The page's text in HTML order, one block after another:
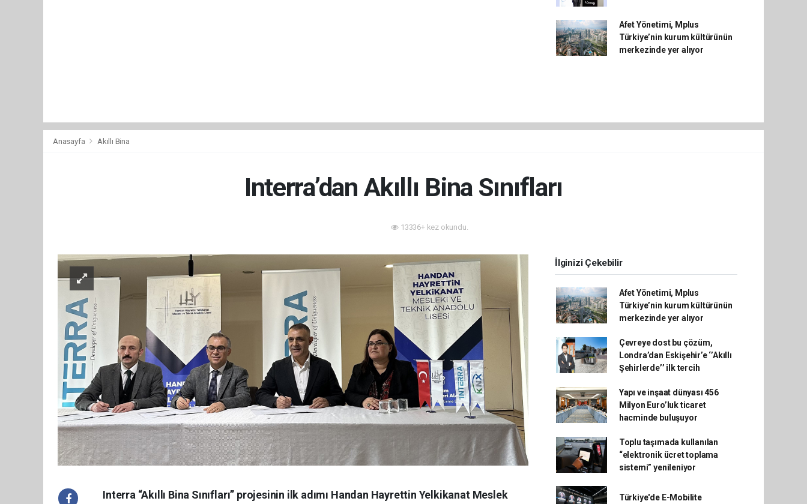
Afet Yönetimi, Mplus
Türkiye’nin kurum kültürünün
merkezinde yer alıyor
Anasayfa Akıllı Bina
Interra’dan Akıllı Bina Sınıfları
13336+ kez okundu.
Interra “Akıllı Bina Sınıfları” projesinin ilk adımı Handan Hayrettin Yelkikanat Meslek
İlginizi Çekebilir
Afet Yönetimi, Mplus
Türkiye’nin kurum kültürünün
merkezinde yer alıyor
Çevreye dost bu çözüm,
Londra’dan Eskişehir’e ‘’Akıllı
Şehirlerde’’ ilk tercih
Yapı ve inşaat dünyası 456
Milyon Euro’luk ticaret
hacminde buluşuyor
Toplu taşımada kullanılan
“elektronik ücret toplama
sistemi” yenileniyor
Türkiye'de E-Mobilite